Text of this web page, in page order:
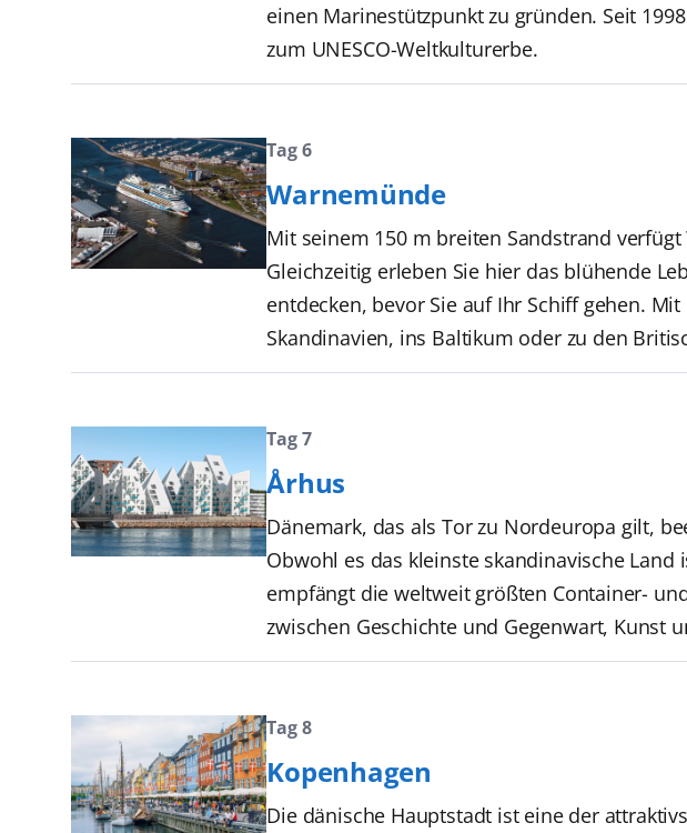
einen Marinestützpunkt zu gründen. Seit
zum UNESCO-Weltkulturerbe.
Tag 6
Warnemünde
Mit seinem 150 m breiten Sandstrand
Gleichzeitig erleben Sie hier das blühende
entdecken, bevor Sie auf Ihr Schiff gehen.
Skandinavien, ins Baltikum oder zu den
Tag 7
Århus
Dänemark, das als Tor zu Nordeuropa gilt,
Obwohl es das kleinste skandinavische
empfängt die weltweit größten Container-
zwischen Geschichte und Gegenwart, Kunst
Tag 8
Kopenhagen
Die dänische Hauptstadt ist eine der